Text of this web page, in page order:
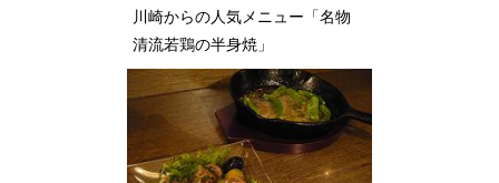
川崎からの人気メニュー「名物
清流若鶏の半身焼」